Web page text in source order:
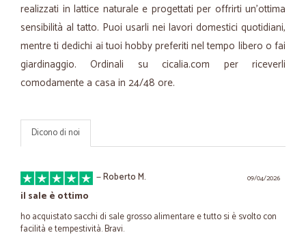
realizzati in lattice naturale e progettati per offrirti un’ottima
sensibilità al tatto. Puoi usarli nei lavori domestici quotidiani,
mentre ti dedichi ai tuoi hobby preferiti nel tempo libero o fai
giardinaggio. Ordinali su cicalia.com per riceverli
comodamente a casa in 24/48 ore.
Dicono di noi
09/04/2026
—Roberto M.
il sale è ottimo
ho acquistato sacchi di sale grosso alimentare e tutto si è svolto con
facilità e tempestività. Bravi.